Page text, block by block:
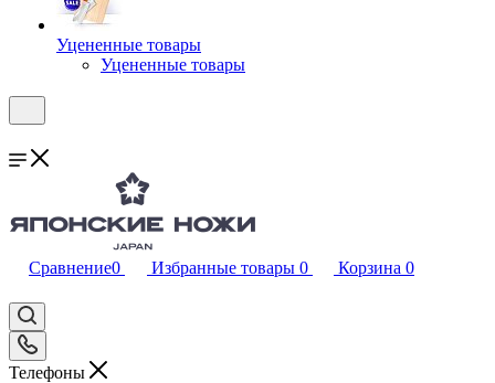
Уцененные товары
Уцененные товары
Сравнение0 Избранные товары 0 Корзина 0
Телефоны